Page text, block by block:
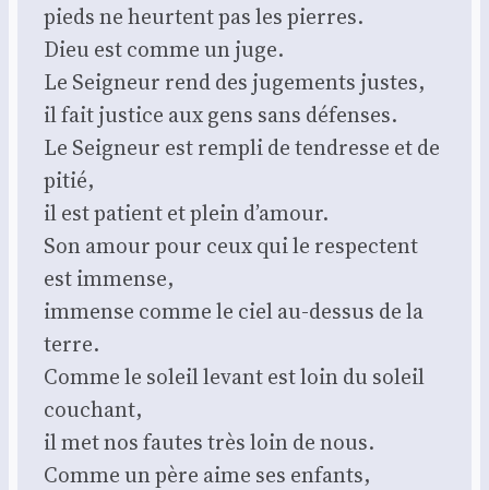
pieds ne heurtent pas les pierres.
Dieu est comme un juge.
Le Sei­gneur rend des juge­ments justes,
il fait jus­tice aux gens sans défenses.
Le Sei­gneur est rem­pli de ten­dresse et de
pitié,
il est patient et plein d’a­mour.
Son amour pour ceux qui le res­pectent
est immense,
immense comme le ciel au-des­sus de la
terre.
Comme le soleil levant est loin du soleil
cou­chant,
il met nos fautes très loin de nous.
Comme un père aime ses enfants,